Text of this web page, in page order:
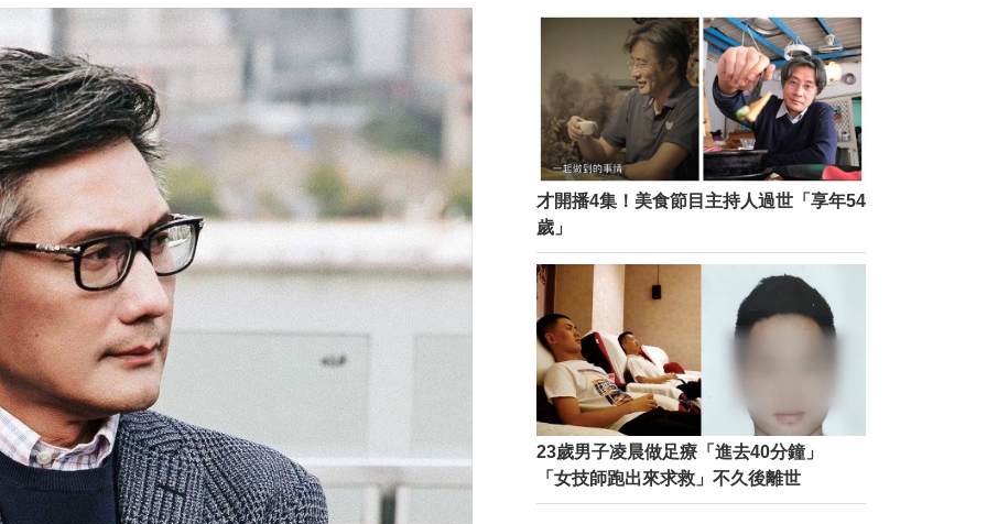
才開播4集！美食節目主持人過世「享年54
歲」
23歲男子凌晨做足療「進去40分鐘」
「女技師跑出來求救」不久後離世